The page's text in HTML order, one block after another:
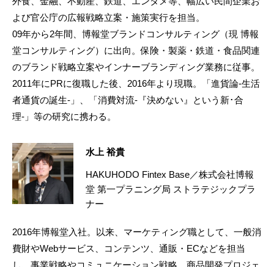
よび官公庁の広報戦略立案・施策実行を担当。
09年から2年間、博報堂ブランドコンサルティング（現 博報
堂コンサルティング）に出向。保険・製薬・鉄道・食品関連
のブランド戦略立案やインナーブランディング業務に従事。
2011年にPRに復職した後、2016年より現職。「進貨論-生活
者通貨の誕生-」、「消費対流-『決めない』という新･合
理-」等の研究に携わる。
水上 裕貴
HAKUHODO Fintex Base／株式会社博報
堂 第一プラニング局 ストラテジックプラ
ナー
2016年博報堂入社。以来、マーケティング職として、一般消
費財やWebサービス、コンテンツ、通販・ECなどを担当
し、事業戦略やコミュニケーション戦略、商品開発プロジェ